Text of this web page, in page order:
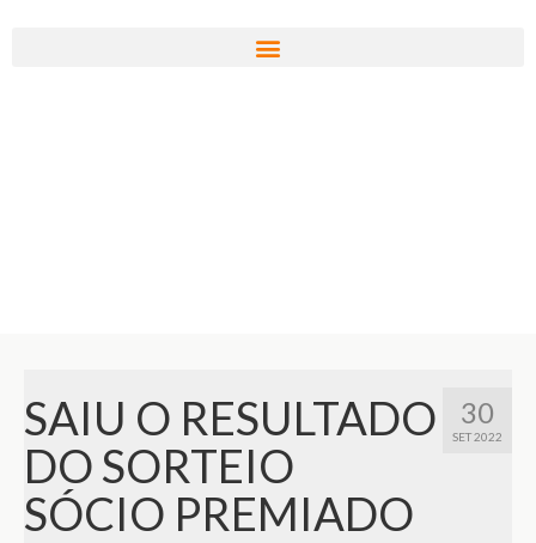
30
SET 2022
SAIU O RESULTADO
DO SORTEIO
SÓCIO PREMIADO